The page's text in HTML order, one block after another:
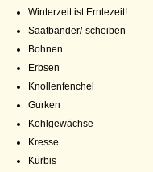
Winterzeit ist Erntezeit!
Saatbänder/-scheiben
Bohnen
Erbsen
Knollenfenchel
Gurken
Kohlgewächse
Kresse
Kürbis